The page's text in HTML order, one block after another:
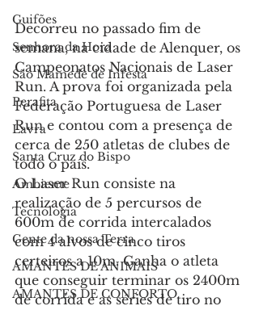
Guifões
Senhora da Hora
São Mamede de Infesta
Perafita
Lavra
Santa Cruz do Bispo
Ambiente
Tecnologia
Gente da nossa Terra
AMANTES DE ANIMAIS
AMANTES DE CONFORTO
Decorreu no passado fim de
semana, na cidade de Alenquer, os
Campeonatos Nacionais de Laser
Run. A prova foi organizada pela
Federação Portuguesa de Laser
Run e contou com a presença de
cerca de 250 atletas de clubes de
todo o país.
O Laser Run consiste na
realização de 5 percursos de
600m de corrida intercalados
com 4 alvos de cinco tiros
certeiros a 10m. Ganha o atleta
que conseguir terminar os 2400m
de corrida e as séries de tiro no